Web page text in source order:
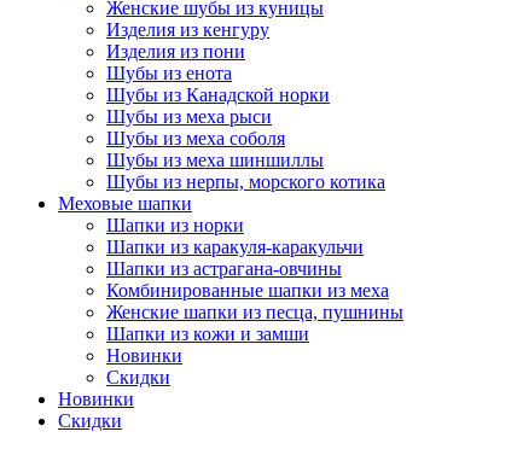
Женские шубы из куницы
Изделия из кенгуру
Изделия из пони
Шубы из енота
Шубы из Канадской норки
Шубы из меха рыси
Шубы из меха соболя
Шубы из меха шиншиллы
Шубы из нерпы, морского котика
Меховые шапки
Шапки из норки
Шапки из каракуля-каракульчи
Шапки из астрагана-овчины
Комбинированные шапки из меха
Женские шапки из песца, пушнины
Шапки из кожи и замши
Новинки
Скидки
Новинки
Скидки